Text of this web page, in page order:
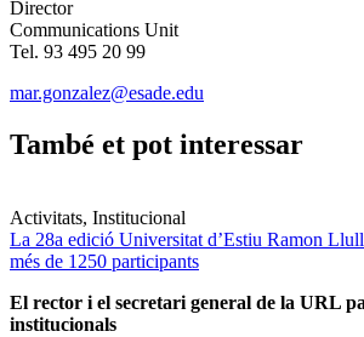
Director
Communications Unit
Tel. 93 495 20 99
mar.gonzalez@esade.edu
També et pot interessar
Activitats, Institucional
La 28a edició Universitat d’Estiu Ramon
més de 1250 participants
El rector i el secretari general de la URL
institucionals